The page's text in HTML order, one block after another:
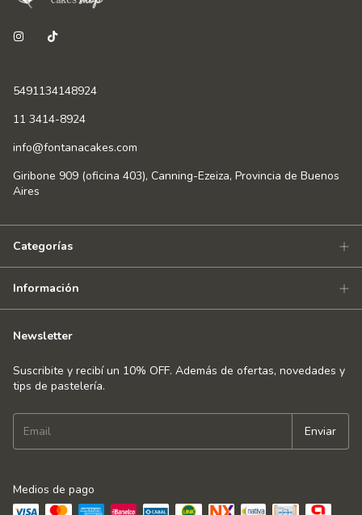
5491134148924
11 3414-8924
info@fontanacakes.com
Giribone 909 (oficina 403), Canning-Ezeiza, Provincia de Buenos
Aires
Categorías
Información
Newsletter
Suscribite y recibí un 10% OFF. Además de ofertas, novedades y
tips de pastelería.
Medios de pago